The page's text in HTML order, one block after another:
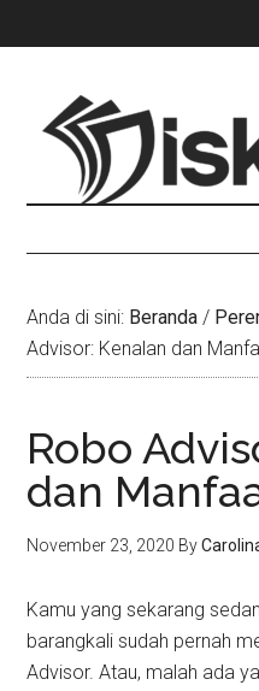
Anda di sini: Beranda /
Advisor: Kenalan dan
Robo
dan
November 23, 2020 By
Kamu yang sekarang
barangkali sudah pernah
Advisor. Atau, malah ada